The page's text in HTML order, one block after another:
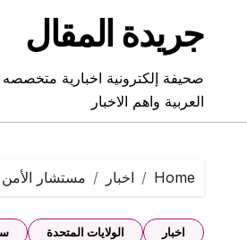
contentجريدة المقال
صحيفة إلكترونية اخبارية
العربية واهم الاخبار
Home اخبار مستشار الأمن
اخبار الولايات المتحدة